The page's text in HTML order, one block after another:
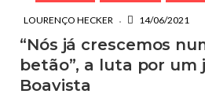
LOURENÇO HECKER 14/06/2021
“Nós já crescemos
betão”, a luta por um
Boavista